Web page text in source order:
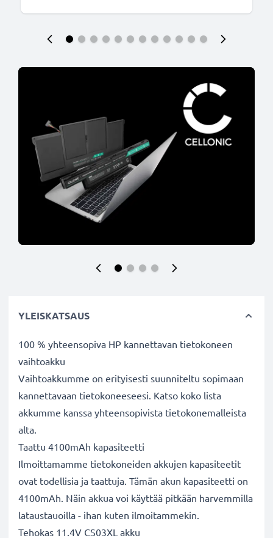
YLEISKATSAUS
100 % yhteensopiva HP kannettavan tietokoneen
vaihtoakku
Vaihtoakkumme on erityisesti suunniteltu sopimaan
kannettavaan tietokoneeseesi. Katso koko lista
akkumme kanssa yhteensopivista tietokonemalleista
alta.
Taattu 4100mAh kapasiteetti
Ilmoittamamme tietokoneiden akkujen kapasiteetit
ovat todellisia ja taattuja. Tämän akun kapasiteetti on
4100mAh. Näin akkua voi käyttää pitkään harvemmilla
lataustauoilla - ihan kuten ilmoitammekin.
Tehokas 11.4V CS03XL akku